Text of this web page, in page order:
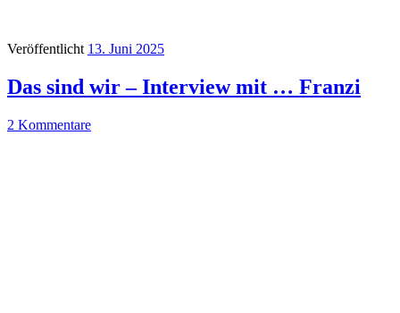
Veröffentlicht 13. Juni 2025
Das sind wir – Interview mit … Franzi
2 Kommentare